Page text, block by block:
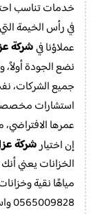
خدمات تناسب
في رأس الخيمة
عملاؤنا فيشركة
نضع الجودة
جميع الشركات،
استشارات
عمرها
إن اختيارشركة
الخزانات يعني
مياهًا نقية
0565009828 واستفد من خبرتنا المتميزة.